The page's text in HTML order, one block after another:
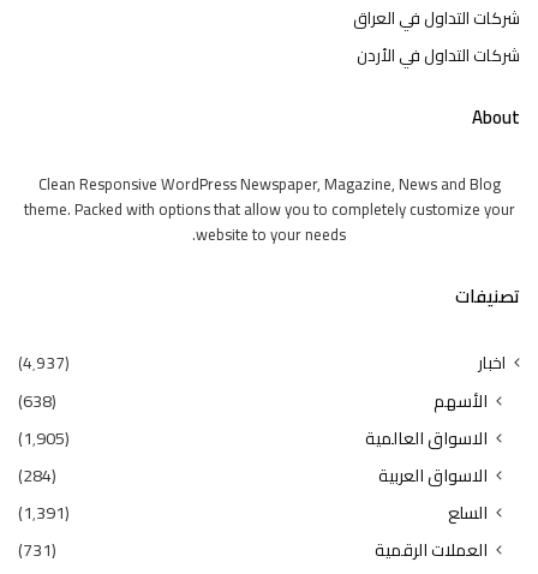
شركات التداول في العراق
شركات التداول في الأردن
About
Clean Responsive WordPress Newspaper, Magazine, News and Blog
theme. Packed with options that allow you to completely customize your
website to your needs.
تصنيفات
اخبار (4٬937)
الأسهم
(638)
الاسواق العالمية
(1٬905)
الاسواق العربية
(284)
السلع
(1٬391)
العملات الرقمية
(731)